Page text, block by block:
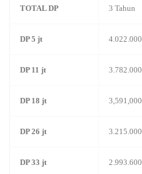
TOTAL DP 3 Tahun
DP 5 jt 4.022.000
DP 11 jt 3.782.000
DP 18 jt 3,591,000
DP 26 jt 3.215.000
DP 33 jt 2.993.600